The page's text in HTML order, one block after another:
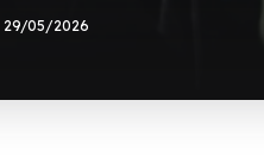
29/05/2026